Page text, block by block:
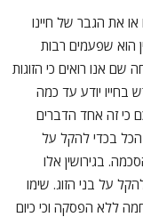
את הגבר של חיינו
הוא שפעמים רבות
שם אנו רואים כי הזוגות
בחייו יודע עד כמה
כי זה אחד הדברים
הכל בכדי להקל על
בגירושין אלו
על בני הזוג. שימו
ללא הפסקה וכי כיום